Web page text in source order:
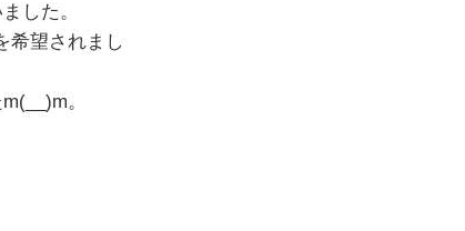
した。
希望されまし
。